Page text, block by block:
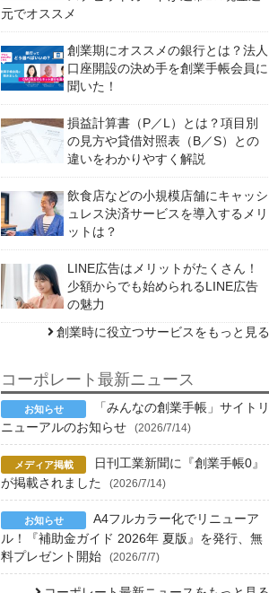
元でオススメ
創業期にオススメの銀行とは？法人
口座開設の決め手を創業手帳会員に
聞いた！
損益計算書（P／L）とは？項目別
の見方や貸借対照表（B／S）との
違いをわかりやすく解説
飲食店などの小規模店舗にキャッシ
ュレス決済サービスを導入するメリ
ットは？
LINE広告はメリットがたくさん！
少額からでも始められるLINE広告
の魅力
創業時に役立つサービスをもっと見る
コーポレート最新ニュース
「みんなの創業手帳」サイトリ
ニューアルのお知らせ
(2026/7/14)
日刊工業新聞に『創業手帳0』
が掲載されました
(2026/7/14)
A4フルカラー化でリニューア
ル！『補助金ガイド 2026年 夏版』を発行、無
料プレゼント開始
(2026/7/7)